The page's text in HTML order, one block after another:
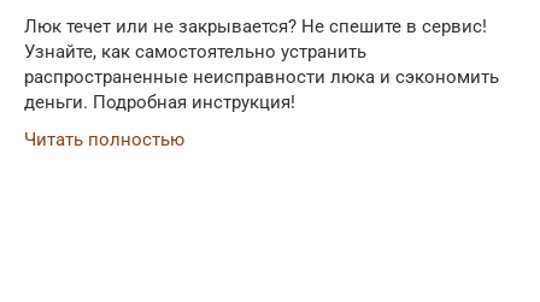
Люк течет или не закрывается? Не спешите в сервис!
Узнайте, как самостоятельно устранить
распространенные неисправности люка и сэкономить
деньги. Подробная инструкция!
Читать полностью